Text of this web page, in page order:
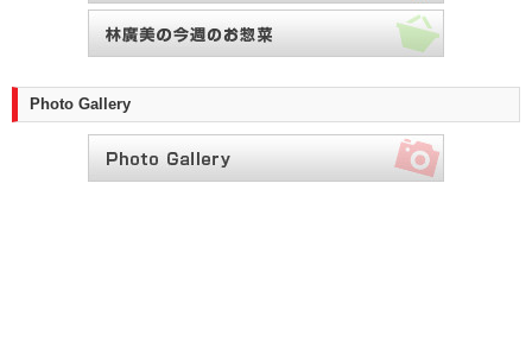
Photo Gallery